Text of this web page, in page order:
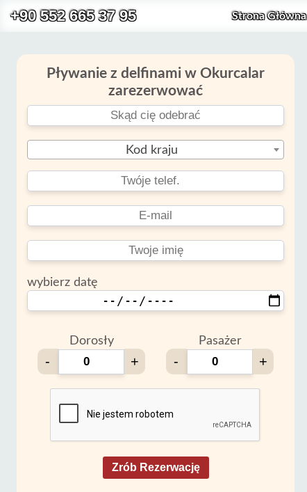
+90 552 665 37 95 Strona Główna
Pływanie z delfinami w Okurcalar
zarezerwować
Kod kraju
wybierz datę
Dorosły
- +
Pasażer
- +
Zrób Rezerwację